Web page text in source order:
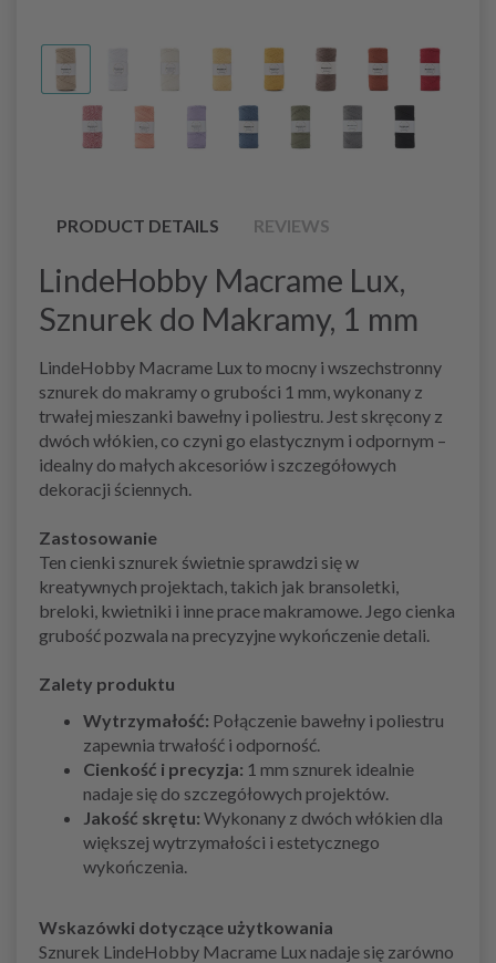
PRODUCT DETAILS REVIEWS
LindeHobby Macrame Lux,
Sznurek do Makramy, 1 mm
LindeHobby Macrame Lux to mocny i wszechstronny
sznurek do makramy o grubości 1 mm, wykonany z
trwałej mieszanki bawełny i poliestru. Jest skręcony z
dwóch włókien, co czyni go elastycznym i odpornym –
idealny do małych akcesoriów i szczegółowych
dekoracji ściennych.
Zastosowanie
Ten cienki sznurek świetnie sprawdzi się w
kreatywnych projektach, takich jak bransoletki,
breloki, kwietniki i inne prace makramowe. Jego cienka
grubość pozwala na precyzyjne wykończenie detali.
Zalety produktu
Wytrzymałość: Połączenie bawełny i poliestru
zapewnia trwałość i odporność.
Cienkość i precyzja: 1 mm sznurek idealnie
nadaje się do szczegółowych projektów.
Jakość skrętu: Wykonany z dwóch włókien dla
większej wytrzymałości i estetycznego
wykończenia.
Wskazówki dotyczące użytkowania
Sznurek LindeHobby Macrame Lux nadaje się zarówno